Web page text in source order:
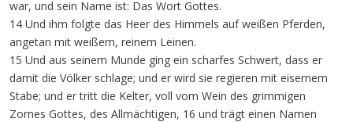
war, und sein Name ist: Das Wort Gottes.
14 Und ihm folgte das Heer des Himmels auf weißen Pferden,
angetan mit weißem, reinem Leinen.
15 Und aus seinem Munde ging ein scharfes Schwert, dass er
damit die Völker schlage; und er wird sie regieren mit eisernem
Stabe; und er tritt die Kelter, voll vom Wein des grimmigen
Zornes Gottes, des Allmächtigen, 16 und trägt einen Namen